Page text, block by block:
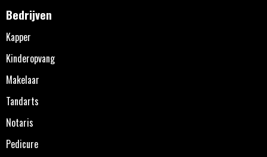
Bedrijven
Kapper
Kinderopvang
Makelaar
Tandarts
Notaris
Pedicure